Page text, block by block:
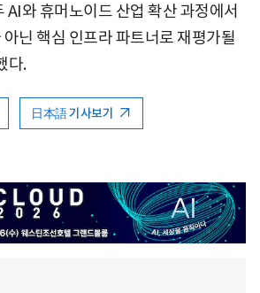
와 휴머노이드 산업 확산 과정에서
닌 핵심 인프라 파트너로 재평가될
다.
日本語 기사보기